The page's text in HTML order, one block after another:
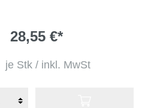
28,55 €*
je Stk / inkl. MwSt